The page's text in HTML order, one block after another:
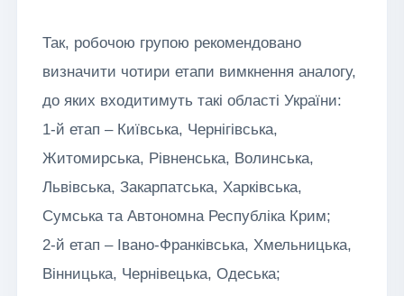
Так, робочою групою рекомендовано
визначити чотири етапи вимкнення аналогу,
до яких входитимуть такі області України:
1-й етап – Київська, Чернігівська,
Житомирська, Рівненська, Волинська,
Львівська, Закарпатська, Харківська,
Сумська та Автономна Республіка Крим;
2-й етап – Івано-Франківська, Хмельницька,
Вінницька, Чернівецька, Одеська;